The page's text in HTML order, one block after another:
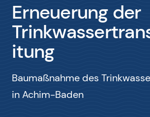
Erneuerung der
itung
Baumaßnahme des
in Achim-Baden